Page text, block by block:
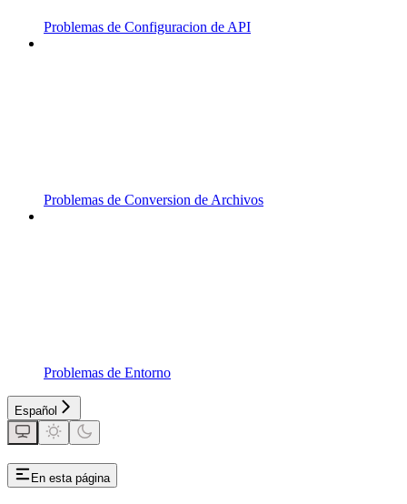
Problemas de Configuracion de API
Problemas de Conversion de Archivos
Problemas de Entorno
Español
En esta página